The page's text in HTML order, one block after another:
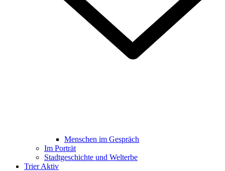
Menschen im Gespräch
Im Porträt
Stadtgeschichte und Welterbe
Trier Aktiv